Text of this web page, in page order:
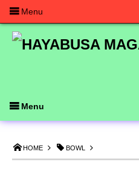
HOME BOWL
Menu
Menu